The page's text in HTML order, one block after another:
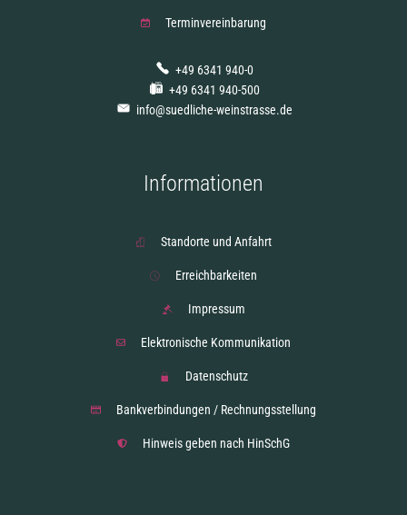
Terminvereinbarung
+49 6341 940-0
+49 6341 940-500
info@suedliche-weinstrasse.de
Informationen
Standorte und Anfahrt
Erreichbarkeiten
Impressum
Elektronische Kommunikation
Datenschutz
Bankverbindungen / Rechnungsstellung
Hinweis geben nach HinSchG